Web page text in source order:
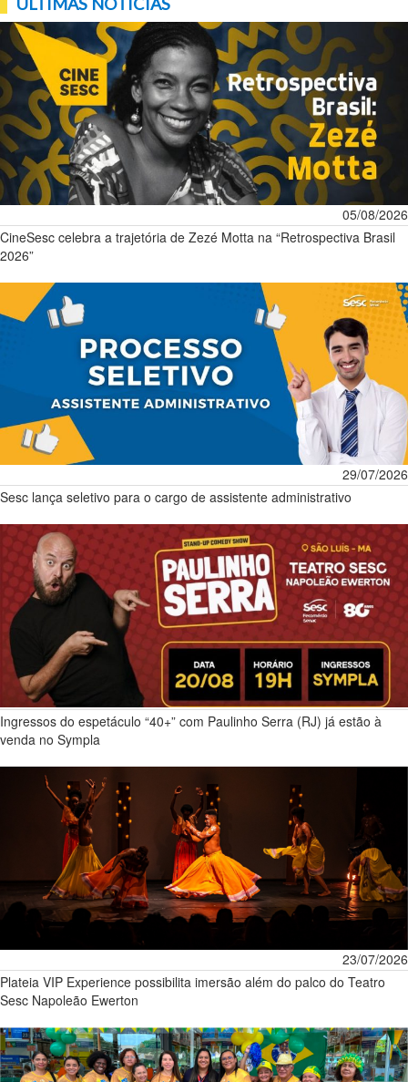
05/08/2026
CineSesc celebra a trajetória de Zezé Motta na “Retrospectiva Brasil
2026”
29/07/2026
Sesc lança seletivo para o cargo de assistente administrativo
Ingressos do espetáculo “40+” com Paulinho Serra (RJ) já estão à
venda no Sympla
23/07/2026
Plateia VIP Experience possibilita imersão além do palco do Teatro
Sesc Napoleão Ewerton